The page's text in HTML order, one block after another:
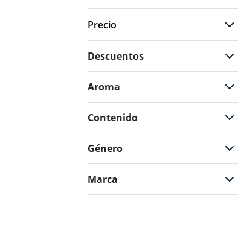
Precio
$3199
Descuentos
Aroma
Contenido
Género
Marca